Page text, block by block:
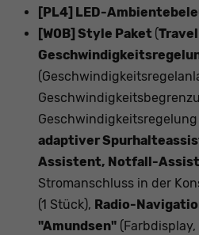
[PL4] LED-
[W0B] Style Paket (
adaptiver
Assistent, Notfall-
Stromanschluss in der
(1 Stück), Radio-
"Amundsen" (Farbdisplay,